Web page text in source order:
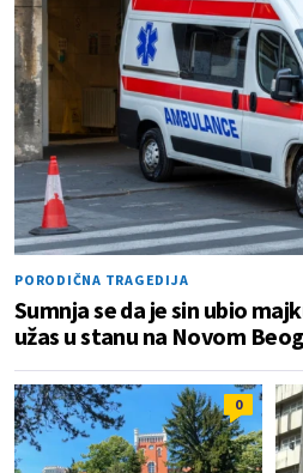
PORODIČNA TRAGEDIJA
Sumnja se da je sin ubio
užas u stanu na Novom
0